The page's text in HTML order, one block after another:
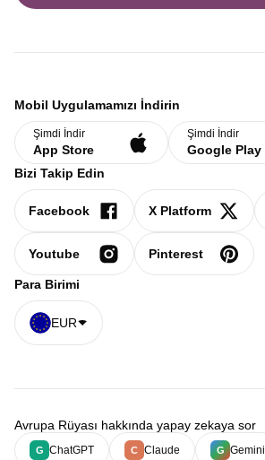
Mobil Uygulamamızı İndirin
Şimdi İndir
App Store
Şimdi İndir
Google Play
Bizi Takip Edin
Facebook X Platform
Youtube Pinterest
Para Birimi
EUR
Avrupa Rüyası hakkında yapay zekaya sor
G ChatGPT C Claude G Gemini